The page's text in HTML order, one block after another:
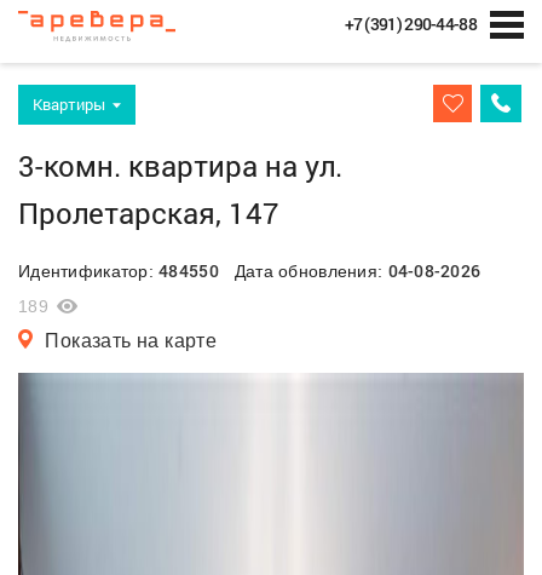
+7 (391) 290-44-88
Квартиры
3-комн. квартира на ул.
Пролетарская, 147
Идентификатор:484550Дата обновления: 04-08-2026
189
Показать на карте